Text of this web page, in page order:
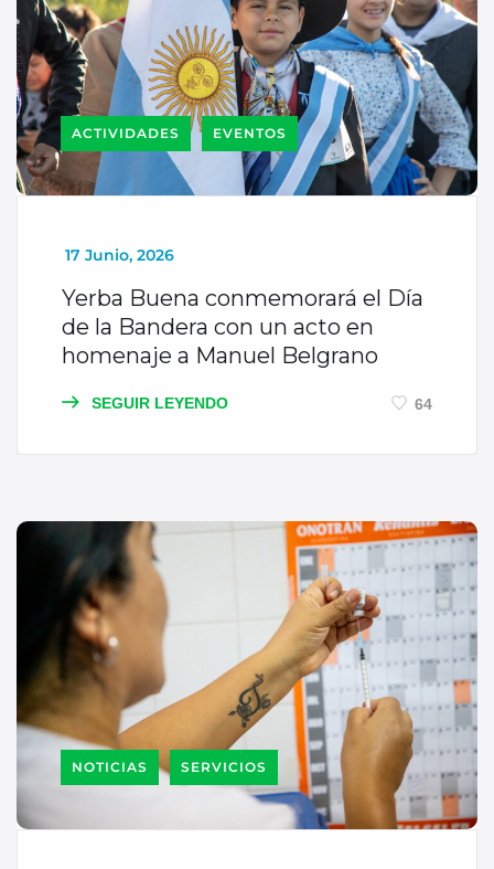
ACTIVIDADES EVENTOS
_
17 Junio, 2026
Yerba Buena conmemorará el Día
de la Bandera con un acto en
homenaje a Manuel Belgrano
SEGUIR LEYENDO 64
NOTICIAS SERVICIOS